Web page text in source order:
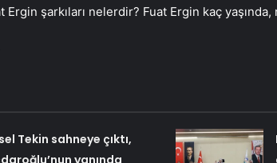
Ergin şarkıları nelerdir? Fuat Ergin kaç
Tekin sahneye çıktı,